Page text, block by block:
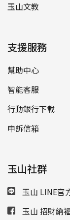
玉山文教
支援服務
幫助中心
智能客服
行動銀行下載
申訴信箱
玉山社群
玉山 LINE官
玉山 招財納